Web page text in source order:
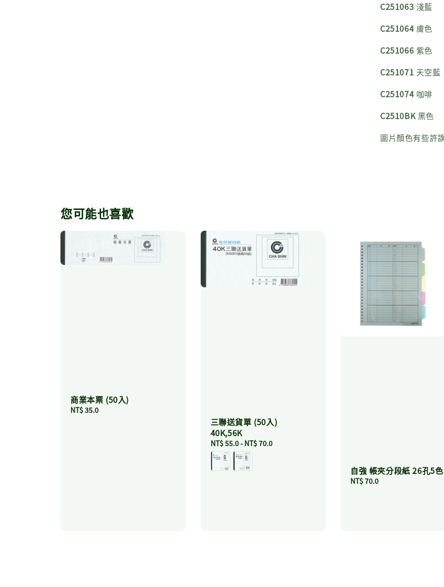
C251063 淺藍
C251064 膚色
C251066 紫色
C251071 天空藍
C251074 咖啡
C2510BK 黑色
圖片顏色有些許
您可能也喜歡
商業本票 (50入)
Regular
NT$ 35.0
三聯送貨單 (50入)
40K,56K
Regular
price
NT$ 55.0- NT$ 70.0
自強 帳夾分段紙 26孔5色
Regular
NT$ 70.0